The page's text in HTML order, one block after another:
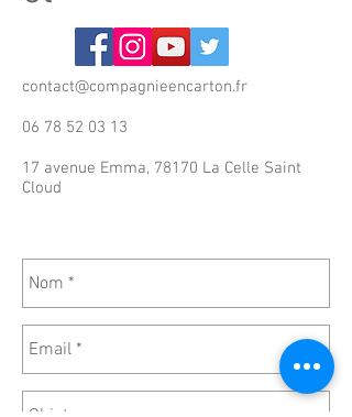
contact@compagnieencarton.fr
06 78 52 03 13
17 avenue Emma, 78170 La Celle Saint
Cloud